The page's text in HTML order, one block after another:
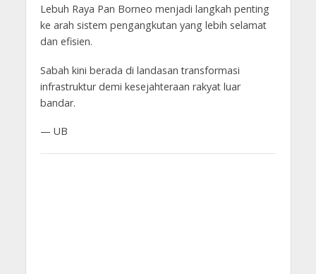
Lebuh Raya Pan Borneo menjadi langkah penting
ke arah sistem pengangkutan yang lebih selamat
dan efisien.
Sabah kini berada di landasan transformasi
infrastruktur demi kesejahteraan rakyat luar
bandar.
— UB